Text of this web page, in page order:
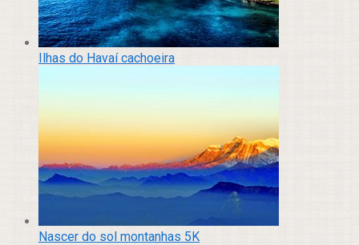
Ilhas do Havaí cachoeira
Nascer do sol montanhas 5K